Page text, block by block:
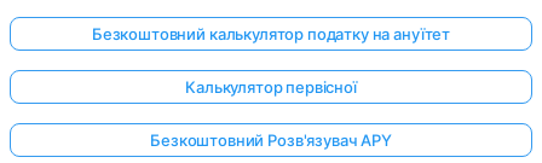
Безкоштовний калькулятор податку на ануїтет
Калькулятор первісної
Безкоштовний Розв'язувач APY